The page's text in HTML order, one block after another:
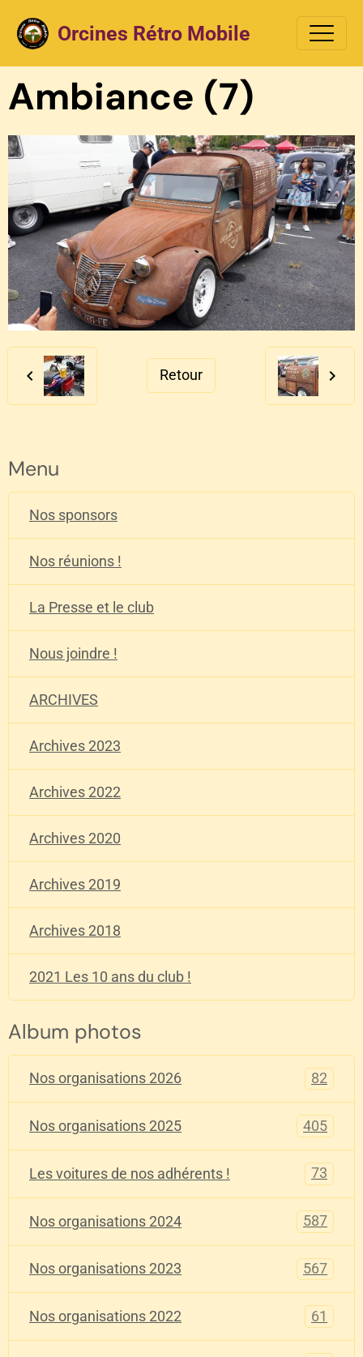
Orcines Rétro Mobile
Ambiance (7)
Retour
Menu
Nos sponsors
Nos réunions !
La Presse et le club
Nous joindre !
ARCHIVES
Archives 2023
Archives 2022
Archives 2020
Archives 2019
Archives 2018
2021 Les 10 ans du club !
Album photos
Nos organisations 2026 82
Nos organisations 2025 405
Les voitures de nos adhérents ! 73
Nos organisations 2024 587
Nos organisations 2023 567
Nos organisations 2022 61